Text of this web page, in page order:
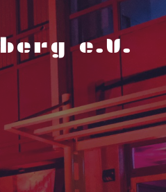
e.V.